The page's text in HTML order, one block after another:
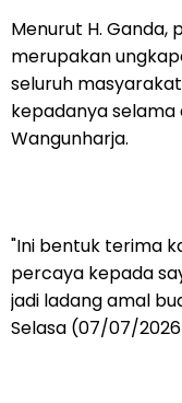
‎Menurut H. Ganda,
merupakan
seluruh
kepadanya
Wangunharja.
‎"Ini bentuk terima
percaya kepada
jadi ladang amal
Selasa (07/07/